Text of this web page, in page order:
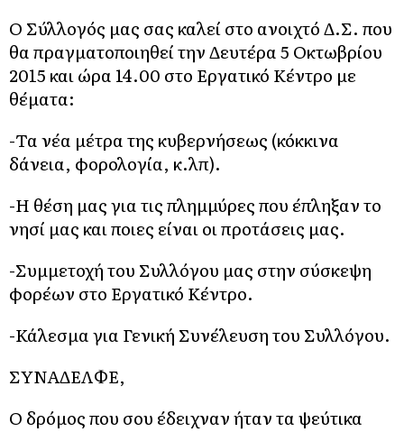
Ο Σύλλογός μας σας καλεί στο ανοιχτό Δ.Σ. που
θα πραγματοποιηθεί την Δευτέρα 5 Οκτωβρίου
2015 και ώρα 14.00 στο Εργατικό Κέντρο με
θέματα:
-Τα νέα μέτρα της κυβερνήσεως (κόκκινα
δάνεια, φορολογία, κ.λπ).
-Η θέση μας για τις πλημμύρες που έπληξαν το
νησί μας και ποιες είναι οι προτάσεις μας.
-Συμμετοχή του Συλλόγου μας στην σύσκεψη
φορέων στο Εργατικό Κέντρο.
-Κάλεσμα για Γενική Συνέλευση του Συλλόγου.
ΣΥΝΑΔΕΛΦΕ,
Ο δρόμος που σου έδειχναν ήταν τα ψεύτικα